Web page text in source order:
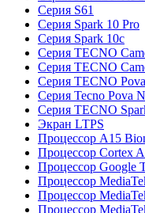
Серия S61
Серия Spark 10 Pro
Серия Spark 10c
Серия TECNO
Серия TECNO
Серия TECNO
Серия Tecno Pova
Серия TECNO
Экран LTPS
Процессор A15
Процессор Cortex
Процессор Google
Процессор
Процессор
Процессор